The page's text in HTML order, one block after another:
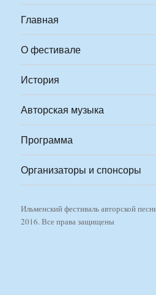
Главная
О фестивале
История
Авторская музыка
Программа
Организаторы и спонсоры
Ильменский фестиваль авторской
2016. Все права защищены